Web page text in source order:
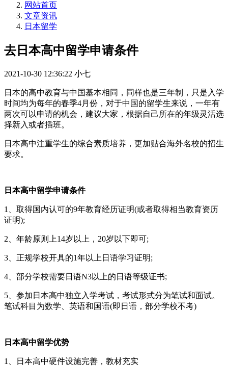
网站首页
文章资讯
日本留学
去日本高中留学申请条件
2021-10-30 12:36:22 小七
日本的高中教育与中国基本相同，同样也是三年制，只是入学
时间均为每年的春季4月份，对于中国的留学生来说，一年有
两次可以申请的机会，建议大家，根据自己所在的年级灵活选
择新入或者插班。
日本高中注重学生的综合素质培养，更加贴合海外名校的招生
要求。
日本高中留学申请条件
1、取得国内认可的9年教育经历证明(或者取得相当教育资历
证明);
2、年龄原则上14岁以上，20岁以下即可;
3、正规学校开具的1年以上日语学习证明;
4、部分学校需要日语N3以上的日语等级证书;
5、参加日本高中独立入学考试，考试形式分为笔试和面试。
笔试科目为数学、英语和国语(即日语，部分学校不考)
日本高中留学优势
1、日本高中硬件设施完善，教材充实